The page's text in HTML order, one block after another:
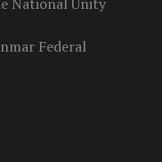
Federal